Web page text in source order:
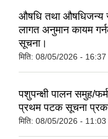
औषधि तथा औषधिजन्य
लागत अनुमान कायम
सूचना।
मिति: 08/05/2026 - 16:37
पशुपन्क्षी पालन समुह/
प्रथम पटक सूचना
मिति: 08/05/2026 - 11:03